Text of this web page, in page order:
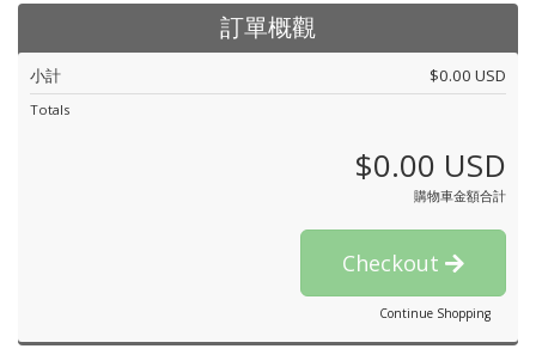
訂單概觀
小計 $0.00 USD
Totals
$0.00 USD
購物車金額合計
Checkout
Continue Shopping